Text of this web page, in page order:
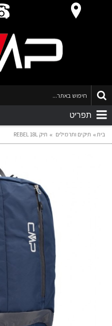
תפריט
בית תיקים ותרמילים תיק REBEL 18L